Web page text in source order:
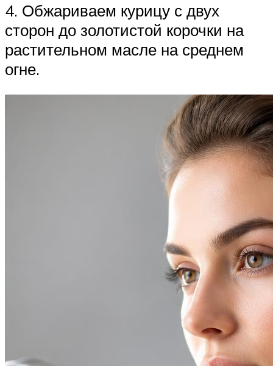
4. Обжариваем курицу с двух
сторон до золотистой корочки на
растительном масле на среднем
огне.